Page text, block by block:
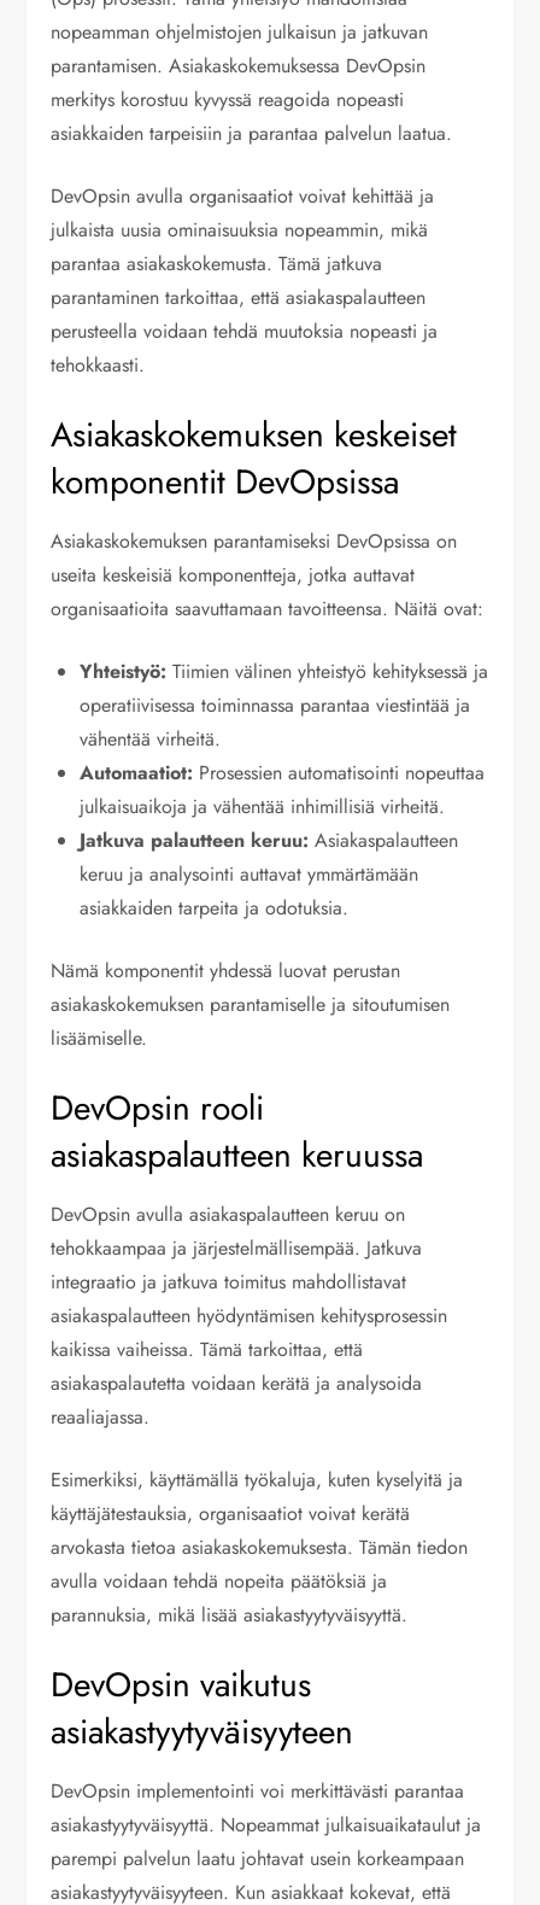
nopeamman ohjelmistojen julkaisun ja jatkuvan
parantamisen. Asiakaskokemuksessa DevOpsin
merkitys korostuu kyvyssä reagoida nopeasti
asiakkaiden tarpeisiin ja parantaa palvelun laatua.
DevOpsin avulla organisaatiot voivat kehittää ja
julkaista uusia ominaisuuksia nopeammin, mikä
parantaa asiakaskokemusta. Tämä jatkuva
parantaminen tarkoittaa, että asiakaspalautteen
perusteella voidaan tehdä muutoksia nopeasti ja
tehokkaasti.
Asiakaskokemuksen keskeiset
komponentit DevOpsissa
Asiakaskokemuksen parantamiseksi DevOpsissa on
useita keskeisiä komponentteja, jotka auttavat
organisaatioita saavuttamaan tavoitteensa. Näitä ovat:
Yhteistyö: Tiimien välinen yhteistyö kehityksessä ja
operatiivisessa toiminnassa parantaa viestintää ja
vähentää virheitä.
Automaatiot: Prosessien automatisointi nopeuttaa
julkaisuaikoja ja vähentää inhimillisiä virheitä.
Jatkuva palautteen keruu: Asiakaspalautteen
keruu ja analysointi auttavat ymmärtämään
asiakkaiden tarpeita ja odotuksia.
Nämä komponentit yhdessä luovat perustan
asiakaskokemuksen parantamiselle ja sitoutumisen
lisäämiselle.
DevOpsin rooli
asiakaspalautteen keruussa
DevOpsin avulla asiakaspalautteen keruu on
tehokkaampaa ja järjestelmällisempää. Jatkuva
integraatio ja jatkuva toimitus mahdollistavat
asiakaspalautteen hyödyntämisen kehitysprosessin
kaikissa vaiheissa. Tämä tarkoittaa, että
asiakaspalautetta voidaan kerätä ja analysoida
reaaliajassa.
Esimerkiksi, käyttämällä työkaluja, kuten kyselyitä ja
käyttäjätestauksia, organisaatiot voivat kerätä
arvokasta tietoa asiakaskokemuksesta. Tämän tiedon
avulla voidaan tehdä nopeita päätöksiä ja
parannuksia, mikä lisää asiakastyytyväisyyttä.
DevOpsin vaikutus
asiakastyytyväisyyteen
DevOpsin implementointi voi merkittävästi parantaa
asiakastyytyväisyyttä. Nopeammat julkaisuaikataulut ja
parempi palvelun laatu johtavat usein korkeampaan
asiakastyytyväisyyteen. Kun asiakkaat kokevat, että